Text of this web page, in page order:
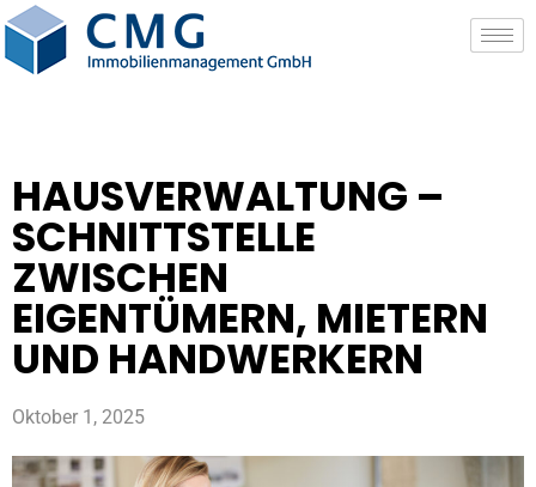
HAUSVERWALTUNG –
SCHNITTSTELLE
ZWISCHEN
EIGENTÜMERN, MIETERN
UND HANDWERKERN
Oktober 1, 2025